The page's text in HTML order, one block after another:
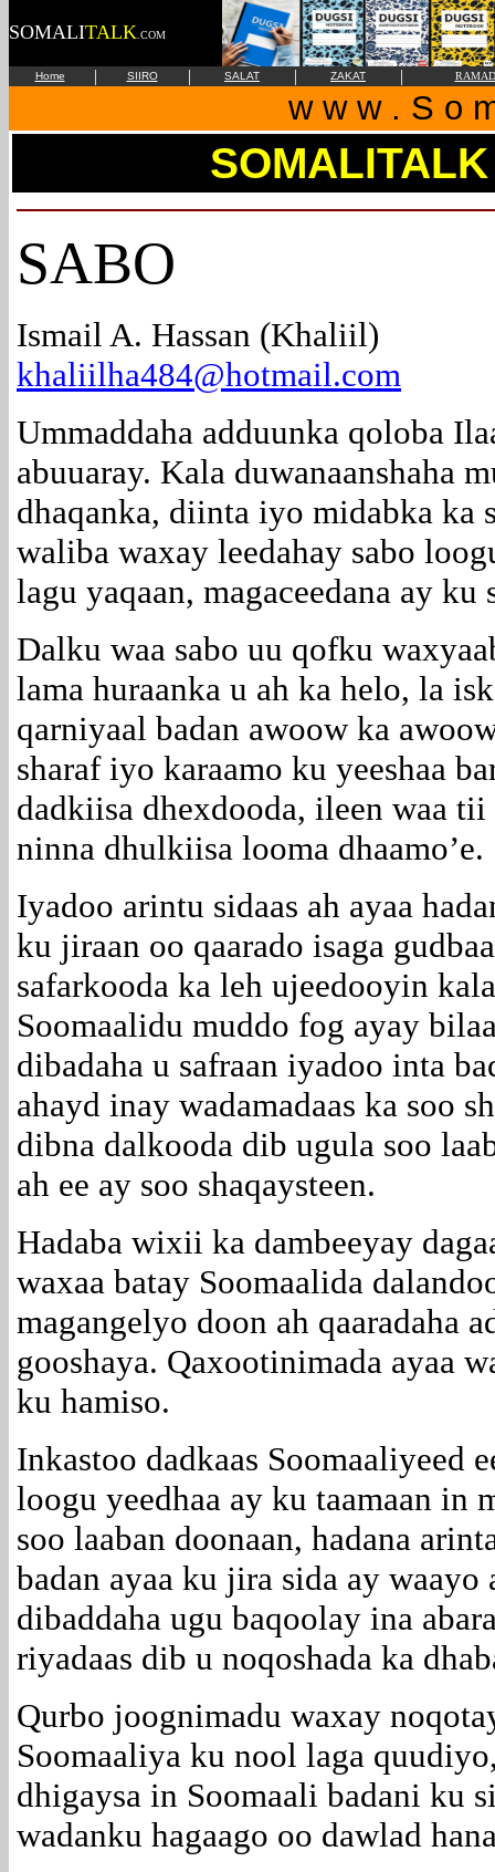
SOMALITALK .COM
Home | SIIRO | SALAT | ZAKAT |
w w w . S o
SOMALITALK
SABO
Ismail A. Hassan (Khaliil)
khaliilha484@hotmail.com
Ummaddaha adduunka qoloba
abuuaray. Kala duwanaanshaha
dhaqanka, diinta iyo midabka ka
waliba waxay leedahay sabo
lagu yaqaan, magaceedana ay
Dalku waa sabo uu qofku
lama huraanka u ah ka helo, la
qarniyaal badan awoow ka
sharaf iyo karaamo ku yeeshaa
dadkiisa dhexdooda, ileen waa
ninna dhulkiisa looma dhaamo’e.
Iyadoo arintu sidaas ah ayaa
ku jiraan oo qaarado isaga
safarkooda ka leh ujeedooyin
Soomaalidu muddo fog ayay
dibadaha u safraan iyadoo inta
ahayd inay wadamadaas ka soo
dibna dalkooda dib ugula soo
ah ee ay soo shaqaysteen.
Hadaba wixii ka dambeeyay
waxaa batay Soomaalida
magangelyo doon ah qaaradaha
gooshaya. Qaxootinimada ayaa
ku hamiso.
Inkastoo dadkaas Soomaaliyeed
loogu yeedhaa ay ku taamaan in
soo laaban doonaan, hadana
badan ayaa ku jira sida ay waayo
dibaddaha ugu baqoolay ina
riyadaas dib u noqoshada ka
Qurbo joognimadu waxay
Soomaaliya ku nool laga
dhigaysa in Soomaali badani ku
wadanku hagaago oo dawlad